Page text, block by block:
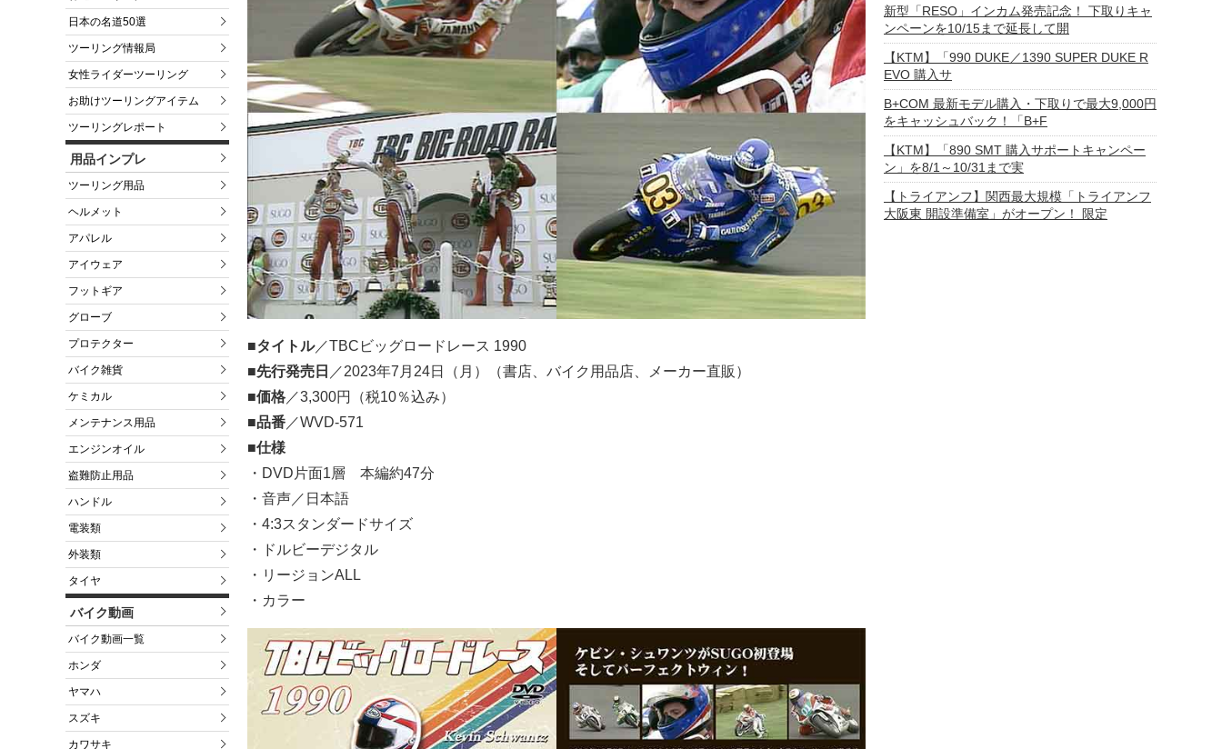
日本の名道50選
ツーリング情報局
女性ライダーツーリング
お助けツーリングアイテム
ツーリングレポート
用品インプレ
ツーリング用品
ヘルメット
アパレル
アイウェア
フットギア
グローブ
プロテクター
バイク雑貨
ケミカル
メンテナンス用品
エンジンオイル
盗難防止用品
ハンドル
電装類
外装類
タイヤ
バイク動画
バイク動画一覧
ホンダ
ヤマハ
スズキ
カワサキ
■タイトル／TBCビッグロードレース 1990
■先行発売日 ／2023年7月24日（月）（書店、バイク用品店、メーカー直販）
■価格 ／3,300円（税10％込み）
■品番 ／WVD-571
■仕様
・DVD片面1層 本編約47分
・音声／日本語
・4:3スタンダードサイズ
・ドルビーデジタル
・リージョンALL
・カラー
新型「RESO」インカム発売記念！ 下取りキャ
ンペーンを10/15まで延長して開
【KTM】「990 DUKE／1390 SUPER DUKE R
EVO 購入サ
B+COM 最新モデル購入・下取りで最大9,000円
をキャッシュバック！「B+F
【KTM】「890 SMT 購入サポートキャンペー
ン」を8/1～10/31まで実
【トライアンフ】関西最大規模「トライアンフ
大阪東 開設準備室」がオープン！ 限定